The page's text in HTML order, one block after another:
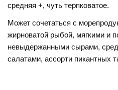
средняя +, чуть терпковатое.
Может сочетаться с
жирноватой рыбой, мягкими и
невыдержанными сырами,
салатами, ассорти пикантных